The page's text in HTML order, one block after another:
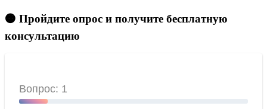
🟠 Пройдите опрос и получите бесплатную
консультацию